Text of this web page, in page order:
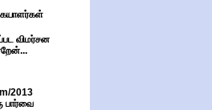
விமர்சன
2013
பார்வை